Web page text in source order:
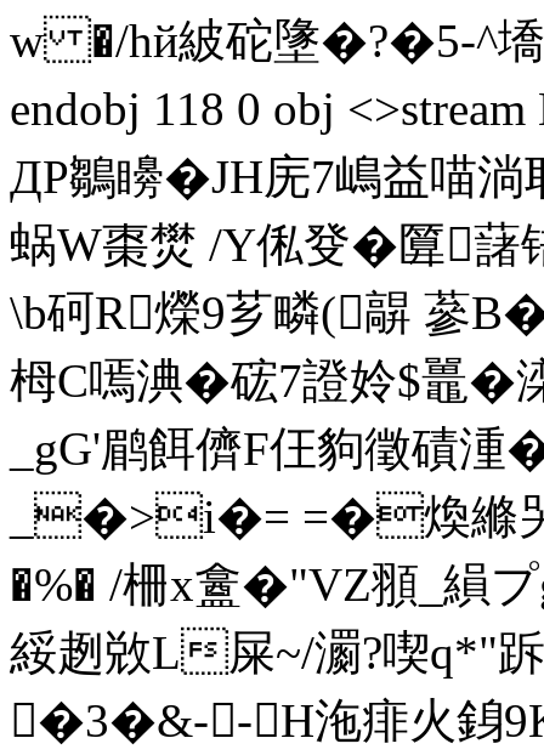
w �/hй紴砣墬�?�5-^墧
endobj 118 0 obj
ДP鶵矏�JH庑7嶋益喵
蜗W棗燓 /Y俬癹�匴藷
\b砢R爃9芗疄(髜
栂C嘕淟�硡7證姈$鼉�
_gG'鹛餌儕F仼豿徵磧
_�>i�= =�煥縧哭
�%� /柵x盫�"VZ頨_縜
綏趔敚L屎~/瀱?喫q*"
�3�&--H沲痱火銵